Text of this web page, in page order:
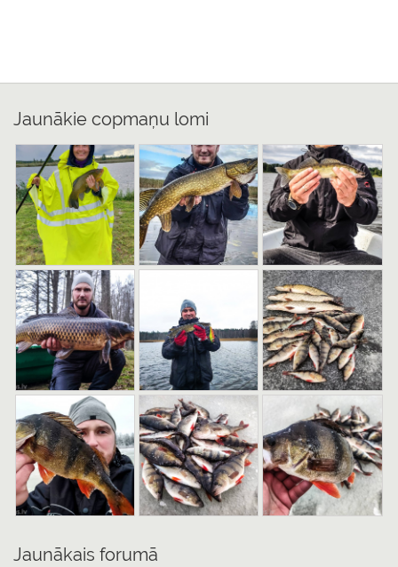
Jaunākie copmaņu lomi
Jaunākais forumā